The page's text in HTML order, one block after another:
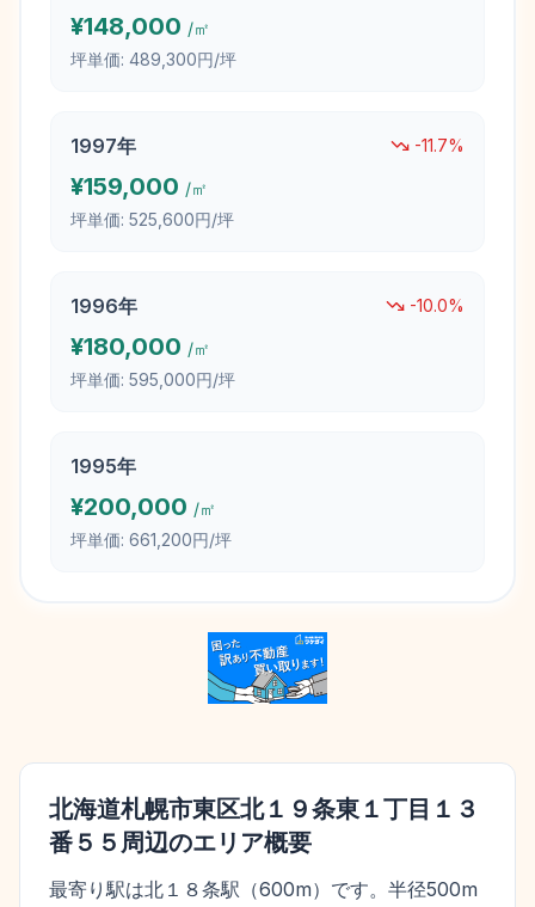
¥148,000 /㎡
坪単価: 489,300円/坪
1997年 -11.7%
¥159,000 /㎡
坪単価: 525,600円/坪
1996年 -10.0%
¥180,000 /㎡
坪単価: 595,000円/坪
1995年
¥200,000 /㎡
坪単価: 661,200円/坪
北海道札幌市東区北１９条東１丁目１３
番５５ 周辺のエリア概要
最寄り駅は北１８条駅（600m）です。半径500m